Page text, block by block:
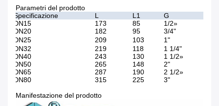
Parametri del prodotto
Specificazione
L L1
G
DN15
173 85
1/2»
DN20
182 95
3/4"
DN25
209 103
1"
DN32
219 118
1 1/4"
DN40
243 130
1 1/2»
DN50
265 148
2"
DN65
287 190
2 1/2»
DN80
315 225
3"
Manifestazione del prodotto